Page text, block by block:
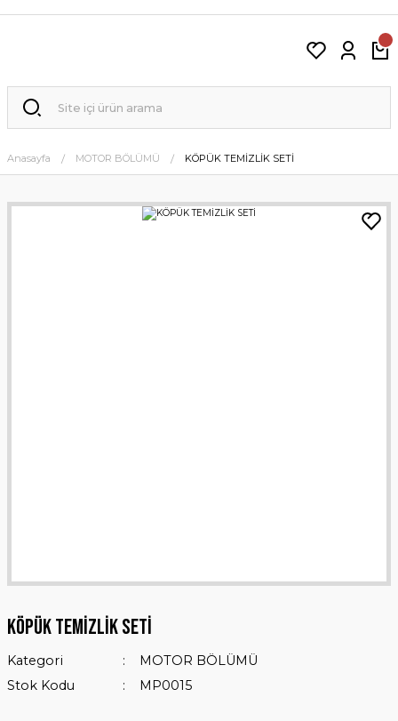
Anasayfa MOTOR BÖLÜMÜ KÖPÜK TEMİZLİK SETİ
KÖPÜK TEMİZLİK SETİ
Kategori
MOTOR BÖLÜMÜ
Stok Kodu
MP0015